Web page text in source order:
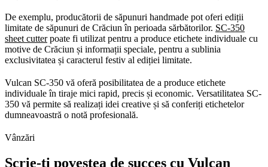
De exemplu, producătorii de săpunuri handmade pot oferi ediții
limitate de săpunuri de Crăciun în perioada sărbătorilor. SC-350
sheet cutterpoate fi utilizat pentru a produce etichete individuale cu
motive de Crăciun și informații speciale, pentru a sublinia
exclusivitatea și caracterul festiv al ediției limitate.
Vulcan SC-350 vă oferă posibilitatea de a produce etichete
individuale în tiraje mici rapid, precis și economic. Versatilitatea SC-
350 vă permite să realizați idei creative și să conferiți etichetelor
dumneavoastră o notă profesională.
Vânzări
Scrie-ți povestea de succes cu Vulcan